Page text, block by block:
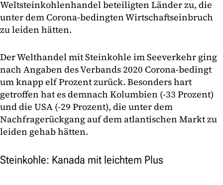
Weltsteinkohlenhandel beteiligten Länder zu, die
unter dem Corona-bedingten Wirtschaftseinbruch
zu leiden hätten.
Der Welthandel mit Steinkohle im Seeverkehr ging
nach Angaben des Verbands 2020 Corona-bedingt
um knapp elf Prozent zurück. Besonders hart
getroffen hat es demnach Kolumbien (-33 Prozent)
und die USA (-29 Prozent), die unter dem
Nachfragerückgang auf dem atlantischen Markt zu
leiden gehab hätten.
Steinkohle: Kanada mit leichtem Plus